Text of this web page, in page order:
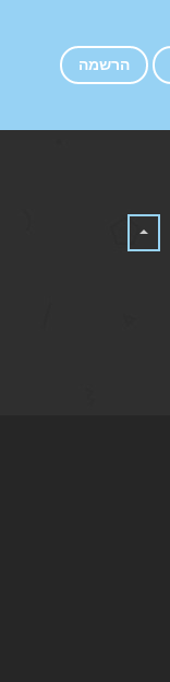
הרשמה